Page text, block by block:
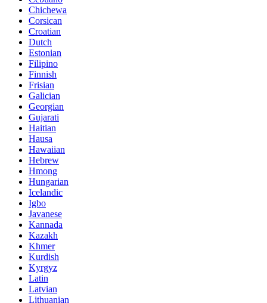
Chichewa
Corsican
Croatian
Dutch
Estonian
Filipino
Finnish
Frisian
Galician
Georgian
Gujarati
Haitian
Hausa
Hawaiian
Hebrew
Hmong
Hungarian
Icelandic
Igbo
Javanese
Kannada
Kazakh
Khmer
Kurdish
Kyrgyz
Latin
Latvian
Lithuanian